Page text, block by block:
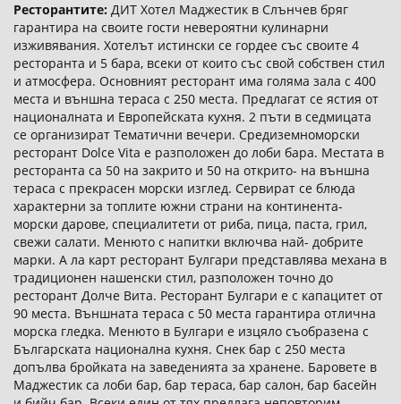
Ресторантите: ДИТ Хотел Маджестик в Слънчев бряг
гарантира на своите гости невероятни кулинарни
изживявания. Хотелът истински се гордее със своите 4
ресторанта и 5 бара, всеки от които със свой собствен стил
и атмосфера. Основният ресторант има голяма зала с 400
места и външна тераса с 250 места. Предлагат се ястия от
националната и Европейската кухня. 2 пъти в седмицата
се организират Тематични вечери. Средиземноморски
ресторант Dolce Vita е разположен до лоби бара. Местата в
ресторанта са 50 на закрито и 50 на открито- на външна
тераса с прекрасен морски изглед. Сервират се блюда
характерни за топлите южни страни на континента-
морски дарове, специалитети от риба, пица, паста, грил,
свежи салати. Менюто с напитки включва най- добрите
марки. А ла карт ресторант Булгари представлява механа в
традиционен нашенски стил, разположен точно до
ресторант Долче Вита. Ресторант Булгари е с капацитет от
90 места. Външната тераса с 50 места гарантира отлична
морска гледка. Менюто в Булгари е изцяло съобразена с
Българската национална кухня. Снек бар с 250 места
допълва бройката на заведенията за хранене. Баровете в
Маджестик са лоби бар, бар тераса, бар салон, бар басейн